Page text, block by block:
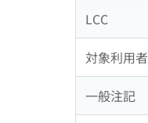
LCC
対象利用者
一般注記